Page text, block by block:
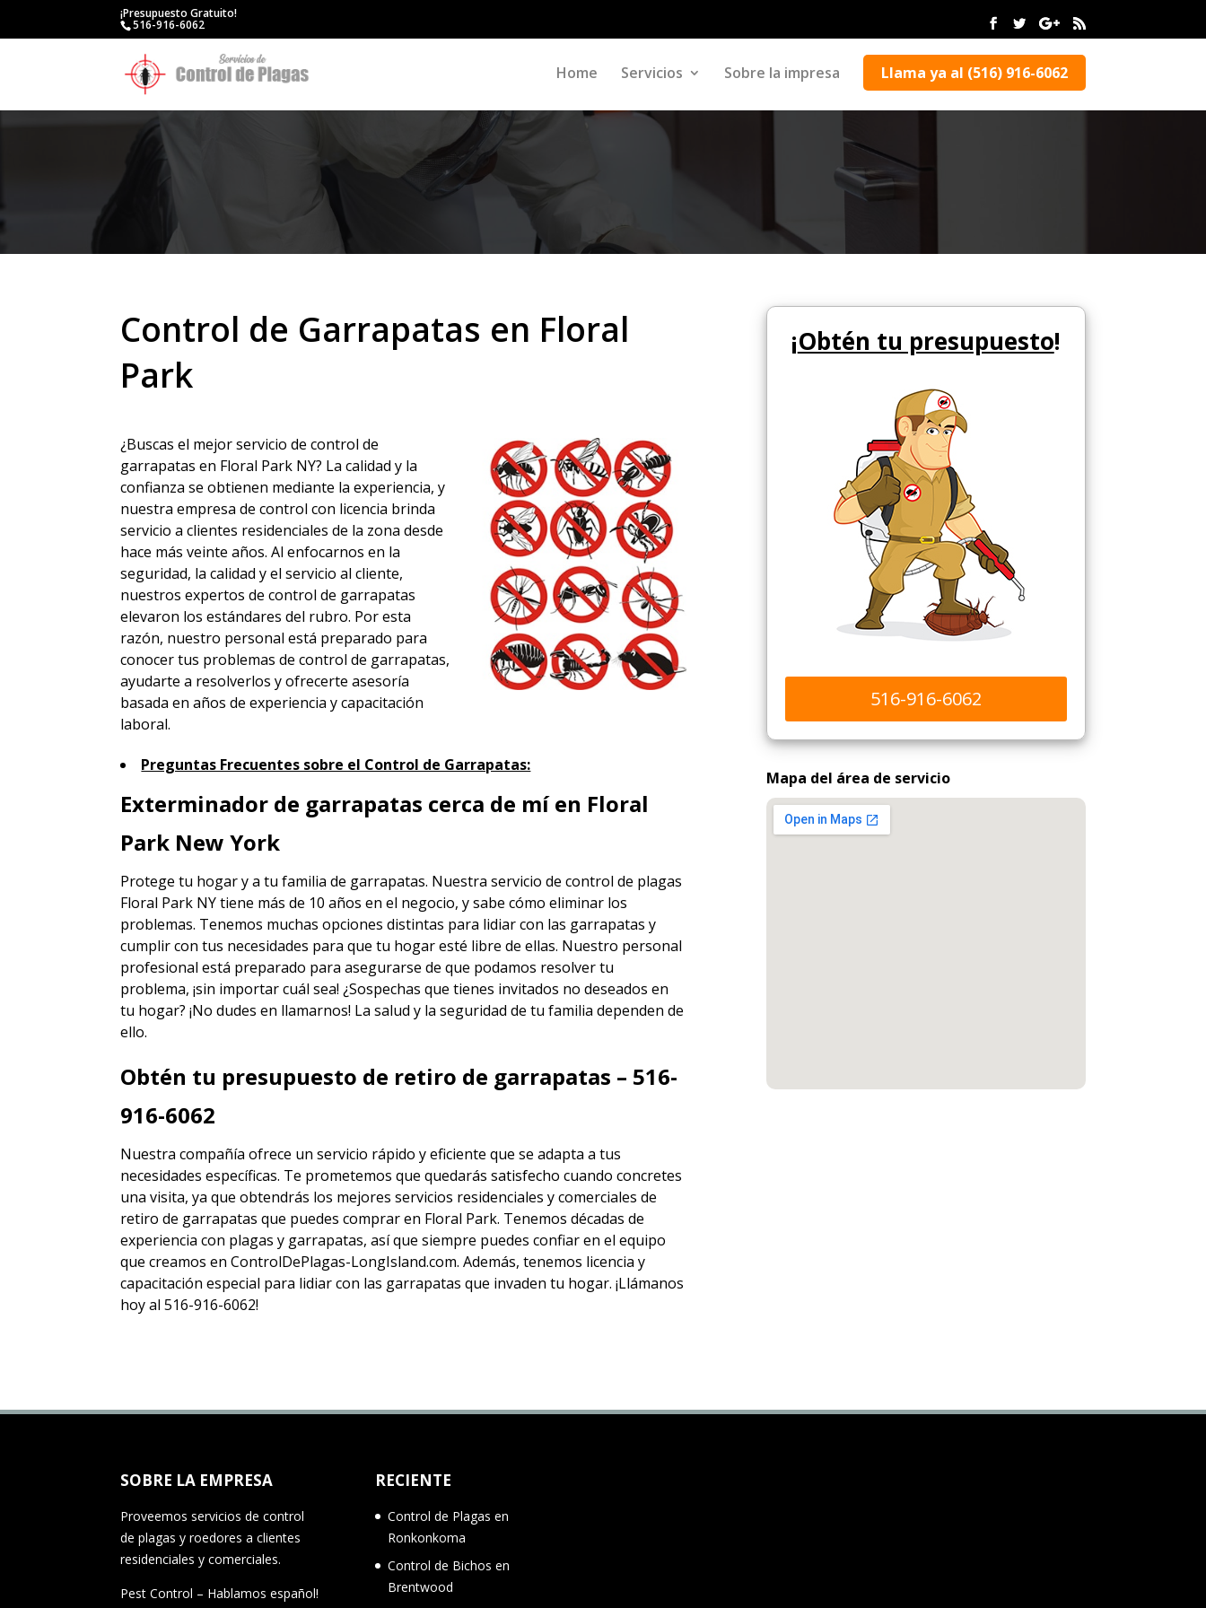
¡Presupuesto Gratuito!
516-916-6062
Home Servicios Sobre la impresa Llama ya al (516) 916-6062
Control de Garrapatas en Floral
Park
¿Buscas el mejor servicio de control de
garrapatas en Floral Park NY? La calidad y la
confianza se obtienen mediante la experiencia, y
nuestra empresa de control con licencia brinda
servicio a clientes residenciales de la zona desde
hace más veinte años. Al enfocarnos en la
seguridad, la calidad y el servicio al cliente,
nuestros expertos de control de garrapatas
elevaron los estándares del rubro. Por esta
razón, nuestro personal está preparado para
conocer tus problemas de control de garrapatas,
ayudarte a resolverlos y ofrecerte asesoría
basada en años de experiencia y capacitación
laboral.
Preguntas Frecuentes sobre el Control de Garrapatas:
Exterminador de garrapatas cerca de mí en Floral
Park New York
Protege tu hogar y a tu familia de garrapatas. Nuestraservicio de control de plagas
Floral Park NYtiene más de 10 años en el negocio, y sabe cómo eliminar los
problemas. Tenemos muchas opciones distintas para lidiar con las garrapatas y
cumplir con tus necesidades para que tu hogar esté libre de ellas. Nuestro personal
profesional está preparado para asegurarse de que podamos resolver tu
problema, ¡sin importar cuál sea! ¿Sospechas que tienes invitados no deseados en
tu hogar? ¡No dudes en llamarnos! La salud y la seguridad de tu familia dependen de
ello.
Obtén tu presupuesto de retiro de garrapatas – 516-
916-6062
Nuestra compañía ofrece un servicio rápido y eficiente que se adapta a tus
necesidades específicas. Te prometemos que quedarás satisfecho cuando concretes
una visita, ya que obtendrás los mejoresservicios residenciales y comerciales de
retiro de garrapatas que puedes comprar en Floral Park. Tenemos décadas de
experiencia con plagas y garrapatas, así que siempre puedesconfiar en el equipo
que creamos en ControlDePlagas-LongIsland.com. Además, tenemos licencia y
capacitación especial para lidiar con las garrapatas que invaden tu hogar. ¡Llámanos
hoy al 516-916-6062!
¡Obtén tu presupuesto!
516-916-6062
Mapa del área de servicio
SOBRE LA EMPRESA
Proveemos servicios de control
de plagas y roedores a clientes
residenciales y comerciales.
Pest Control – Hablamos español!
RECIENTE
Control de Plagas en
Ronkonkoma
Control de Bichos en
Brentwood